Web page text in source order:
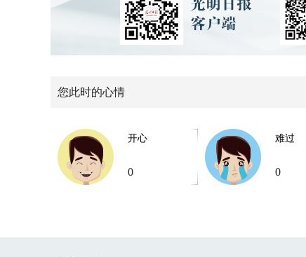
您此时的心情
开心
0
难过
0